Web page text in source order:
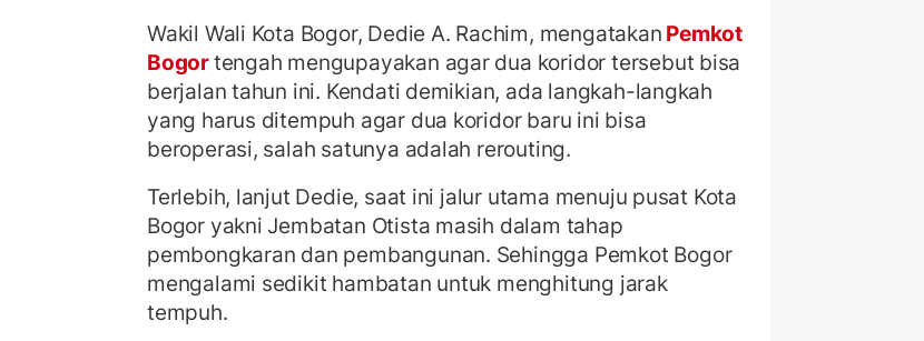
Wakil Wali Kota Bogor, Dedie A. Rachim, mengatakan Pemkot
Bogortengah mengupayakan agar dua koridor tersebut bisa
berjalan tahun ini. Kendati demikian, ada langkah-langkah
yang harus ditempuh agar dua koridor baru ini bisa
beroperasi, salah satunya adalah rerouting.
Terlebih, lanjut Dedie, saat ini jalur utama menuju pusat Kota
Bogor yakni Jembatan Otista masih dalam tahap
pembongkaran dan pembangunan. Sehingga Pemkot Bogor
mengalami sedikit hambatan untuk menghitung jarak
tempuh.